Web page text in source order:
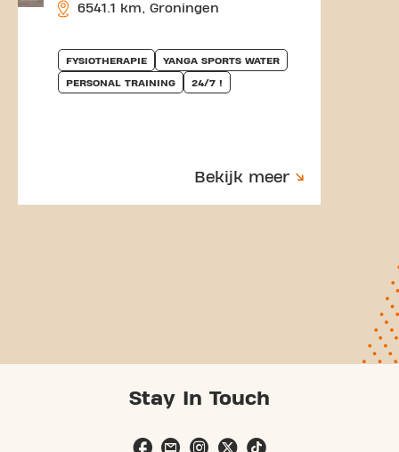
6541.1 km, Groningen
FYSIOTHERAPIE YANGA SPORTS WATER
PERSONAL TRAINING 24/7 !
Bekijk meer
Stay In Touch